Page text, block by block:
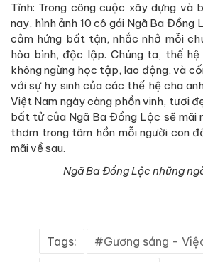
Tĩnh: Trong công cuộc xây dựng và
nay, hình ảnh 10 cô gái Ngã Ba Đồng
cảm hứng bất tận, nhắc nhở mỗi
hòa bình, độc lập. Chúng ta, thế hệ
không ngừng học tập, lao động, và
với sự hy sinh của các thế hệ cha
Việt Nam ngày càng phồn vinh, tươi
bất tử của Ngã Ba Đồng Lộc sẽ mãi
thơm trong tâm hồn mỗi người con
mãi về sau.
Ngã Ba Đồng Lộc những
Tags: Gương sáng -